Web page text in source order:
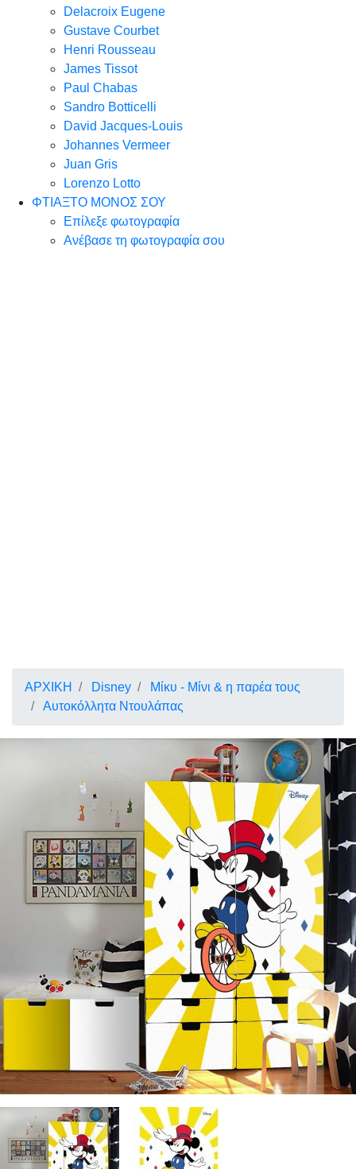
Delacroix Eugene
Gustave Courbet
Henri Rousseau
James Tissot
Paul Chabas
Sandro Botticelli
David Jacques-Louis
Johannes Vermeer
Juan Gris
Lorenzo Lotto
ΦΤΙΑΞΤΟ ΜΟΝΟΣ ΣΟΥ
Επίλεξε φωτογραφία
Ανέβασε τη φωτογραφία σου
ΑΡΧΙΚΗ Disney
Μίκυ - Μίνι & η παρέα τους
Αυτοκόλλητα Ντουλάπας